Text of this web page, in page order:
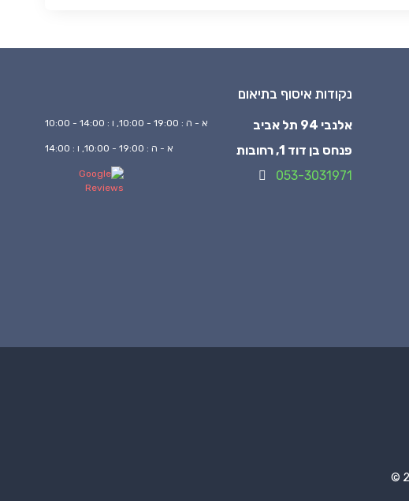
נקודות איסוף בתיאום
אלנבי 94 תל אביב א - ה : 19:00 - 10:00, ו : 14:00 - 10:00
פנחס בן דוד 1, רחובות א - ה : 19:00 - 10:00, ו : 14:00
053-3031971